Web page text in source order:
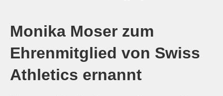
Monika Moser zum
Ehrenmitglied von Swiss
Athletics ernannt